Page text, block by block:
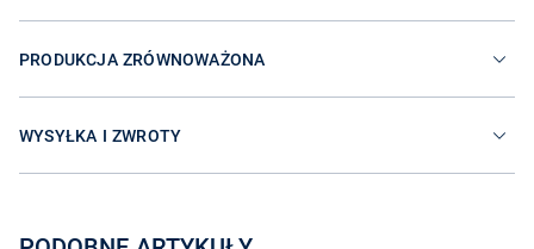
PRODUKCJA ZRÓWNOWAŻONA
WYSYŁKA I ZWROTY